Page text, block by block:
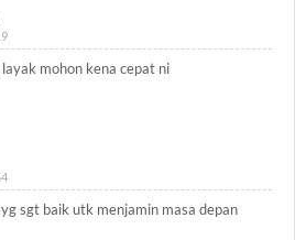
mohon kena cepat ni
sgt baik utk menjamin masa depan